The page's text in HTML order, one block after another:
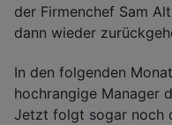
der Firmenchef Sam
dann wieder
In den folgenden
hochrangige Manager
Jetzt folgt sogar noch